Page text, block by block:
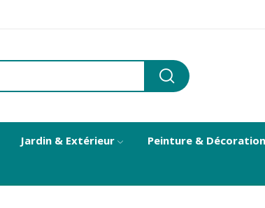
Jardin & Extérieur Peinture & Décoration